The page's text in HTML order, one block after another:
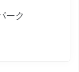
ーク